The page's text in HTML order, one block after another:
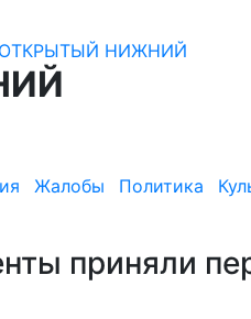
Жалобы Политика
приняли